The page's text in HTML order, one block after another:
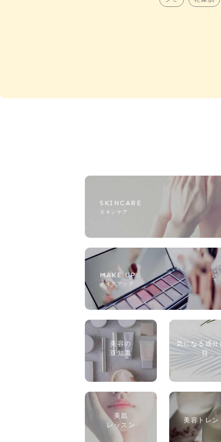
SKINCARE
スキンケア
MAKE UP
メイクアップ
美容の
豆知識
気になる成分
目
美肌
レッスン
美容トレン